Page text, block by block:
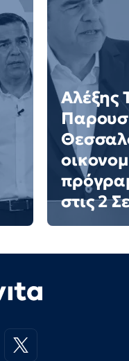
Αλέξης
στις 2